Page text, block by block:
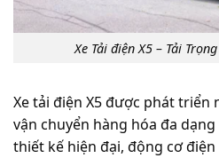
Xe Tải điện X5 – Tải
Xe tải điện X5 được phát triển
vận chuyển hàng hóa đa
thiết kế hiện đại, động cơ